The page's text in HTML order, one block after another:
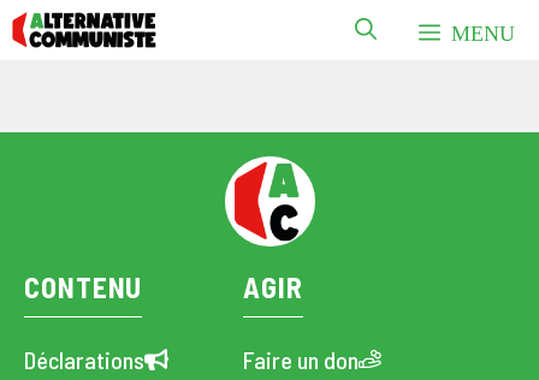
Aller
au
MENU
CONTENU
Déclarations
AGIR
Faire un don